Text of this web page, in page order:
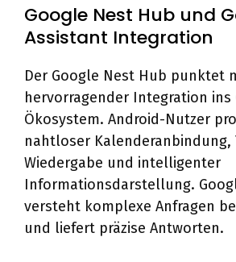
Google Nest Hub und
Assistant Integration
Der Google Nest Hub punktet
hervorragender Integration ins
Ökosystem. Android-Nutzer
nahtloser Kalenderanbindung,
Wiedergabe und intelligenter
Informationsdarstellung.
versteht komplexe Anfragen
und liefert präzise Antworten.